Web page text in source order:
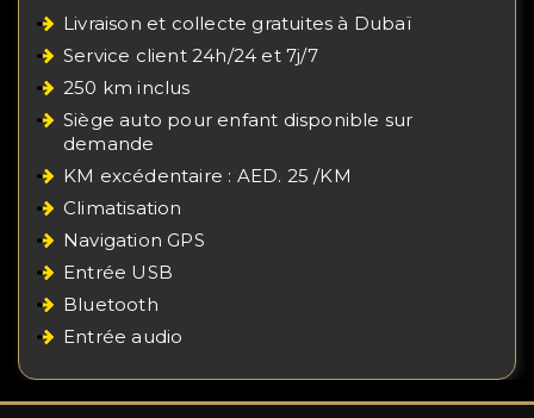
Livraison et collecte gratuites à Dubaï
Service client 24h/24 et 7j/7
250 km inclus
Siège auto pour enfant disponible sur
demande
KM excédentaire : AED. 25 /KM
Climatisation
Navigation GPS
Entrée USB
Bluetooth
Entrée audio